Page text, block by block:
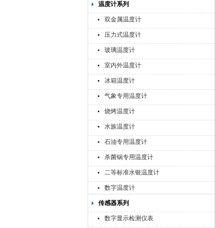
温度计系列
双金属温度计
压力式温度计
玻璃温度计
室内外温度计
冰箱温度计
气象专用温度计
烧烤温度计
水族温度计
石油专用温度计
杀菌锅专用温度计
二等标准水银温度计
数字温度计
传感器系列
数字显示检测仪表